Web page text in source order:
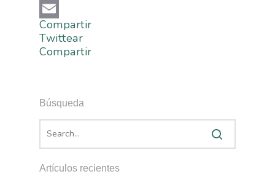
Telegram
Email
Compartir
Twittear
Compartir
Búsqueda
Artículos recientes